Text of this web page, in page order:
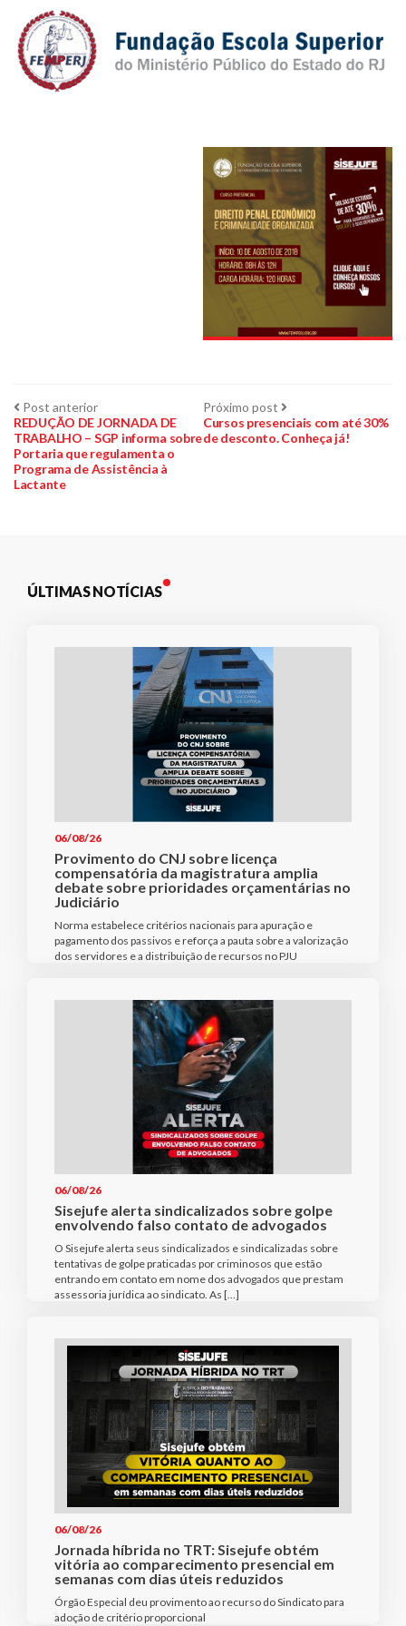
Navegação
de
Post
Post anteriorPost
anterior:
REDUÇÃO DE JORNADA DE
TRABALHO – SGP informa sobre
Portaria que regulamenta o
Programa de Assistência à
Lactante
Próximo post Próximo
post:
Cursos presenciais com até 30%
de desconto. Conheça já!
ÚLTIMAS NOTÍCIAS
06/08/26
Provimento do CNJ sobre licença
compensatória da magistratura amplia
debate sobre prioridades orçamentárias no
Judiciário
Norma estabelece critérios nacionais para apuração e
pagamento dos passivos e reforça a pauta sobre a valorização
dos servidores e a distribuição de recursos no PJU
06/08/26
Sisejufe alerta sindicalizados sobre golpe
envolvendo falso contato de advogados
O Sisejufe alerta seus sindicalizados e sindicalizadas sobre
tentativas de golpe praticadas por criminosos que estão
entrando em contato em nome dos advogados que prestam
assessoria jurídica ao sindicato. As […]
06/08/26
Jornada híbrida no TRT: Sisejufe obtém
vitória ao comparecimento presencial em
semanas com dias úteis reduzidos
Órgão Especial deu provimento ao recurso do Sindicato para
adoção de critério proporcional
Plano de Saúde
Assistência Funeral
Pós-graduação